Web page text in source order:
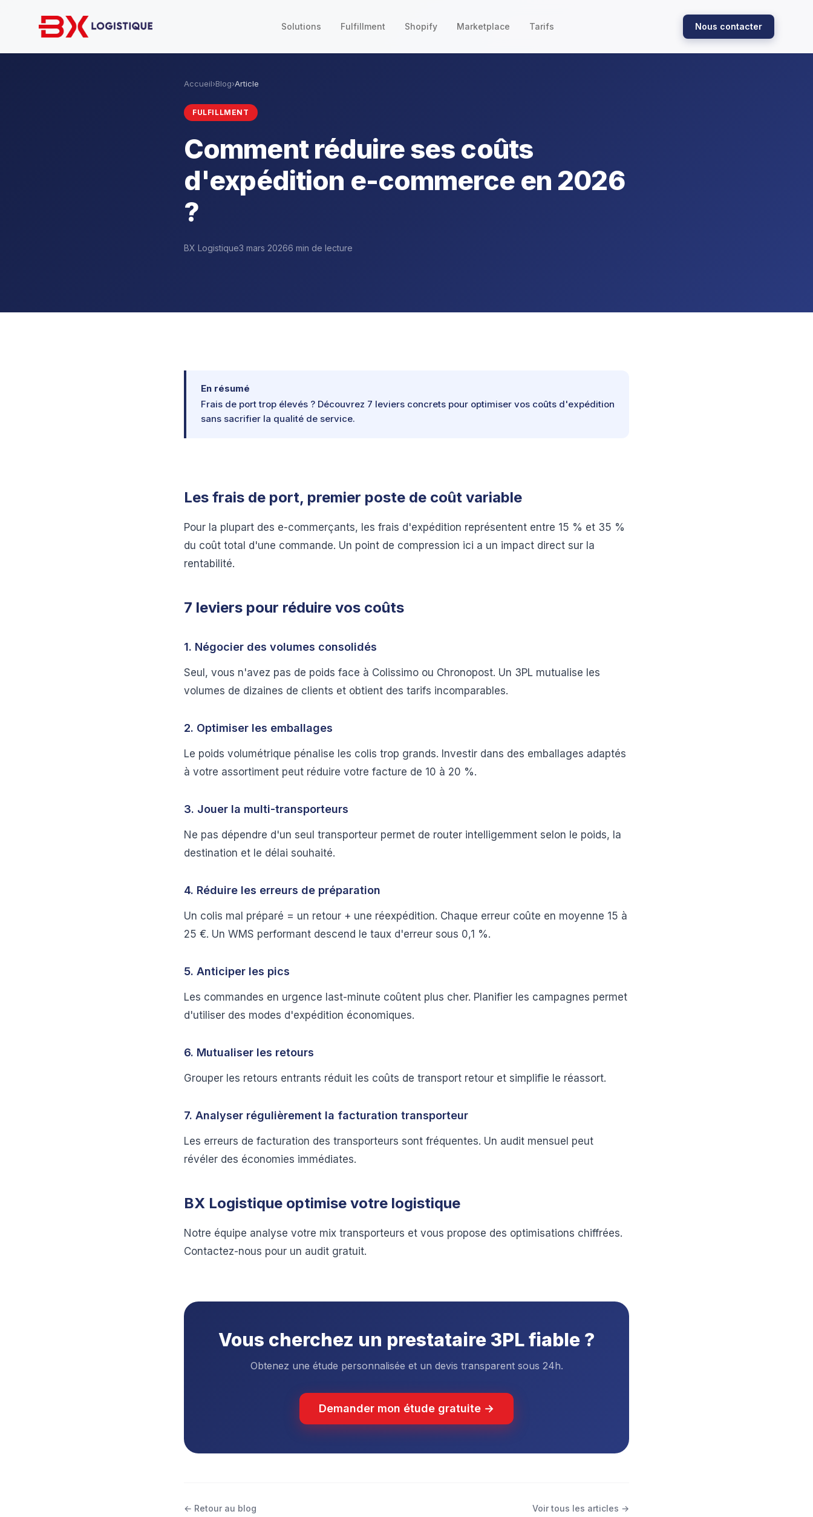
Solutions Fulfillment Shopify Marketplace Tarifs Nous contacter
Accueil›Blog›Article
FULFILLMENT
Comment réduire ses coûts
d'expédition e-commerce en 2026
?
BX Logistique3 mars 20266 min de lecture
En résumé
Frais de port trop élevés ? Découvrez 7 leviers concrets pour optimiser vos coûts d'expédition
sans sacrifier la qualité de service.
Les frais de port, premier poste de coût variable
Pour la plupart des e-commerçants, les frais d'expédition représentent entre 15 % et 35 %
du coût total d'une commande. Un point de compression ici a un impact direct sur la
rentabilité.
7 leviers pour réduire vos coûts
1. Négocier des volumes consolidés
Seul, vous n'avez pas de poids face à Colissimo ou Chronopost. Un 3PL mutualise les
volumes de dizaines de clients et obtient des tarifs incomparables.
2. Optimiser les emballages
Le poids volumétrique pénalise les colis trop grands. Investir dans des emballages adaptés
à votre assortiment peut réduire votre facture de 10 à 20 %.
3. Jouer la multi-transporteurs
Ne pas dépendre d'un seul transporteur permet de router intelligemment selon le poids, la
destination et le délai souhaité.
4. Réduire les erreurs de préparation
Un colis mal préparé = un retour + une réexpédition. Chaque erreur coûte en moyenne 15 à
25 €. Un WMS performant descend le taux d'erreur sous 0,1 %.
5. Anticiper les pics
Les commandes en urgence last-minute coûtent plus cher. Planifier les campagnes permet
d'utiliser des modes d'expédition économiques.
6. Mutualiser les retours
Grouper les retours entrants réduit les coûts de transport retour et simplifie le réassort.
7. Analyser régulièrement la facturation transporteur
Les erreurs de facturation des transporteurs sont fréquentes. Un audit mensuel peut
révéler des économies immédiates.
BX Logistique optimise votre logistique
Notre équipe analyse votre mix transporteurs et vous propose des optimisations chiffrées.
Contactez-nous pour un audit gratuit.
Vous cherchez un prestataire 3PL fiable ?
Obtenez une étude personnalisée et un devis transparent sous 24h.
Demander mon étude gratuite →
← Retour au blog Voir tous les articles →